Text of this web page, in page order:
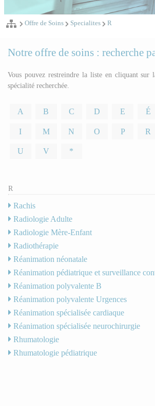
Offre de Soins Specialites R
Notre offre de soins : recherche
Vous pouvez restreindre la liste en cliquant sur
spécialité recherchée.
A B C D E É
I M N O P R
U V *
R
Rachis
Radiologie Adulte
Radiologie Mère-Enfant
Radiothérapie
Réanimation néonatale
Réanimation pédiatrique et surveillance
Réanimation polyvalente B
Réanimation polyvalente Urgences
Réanimation spécialisée cardiaque
Réanimation spécialisée neurochirurgie
Rhumatologie
Rhumatologie pédiatrique